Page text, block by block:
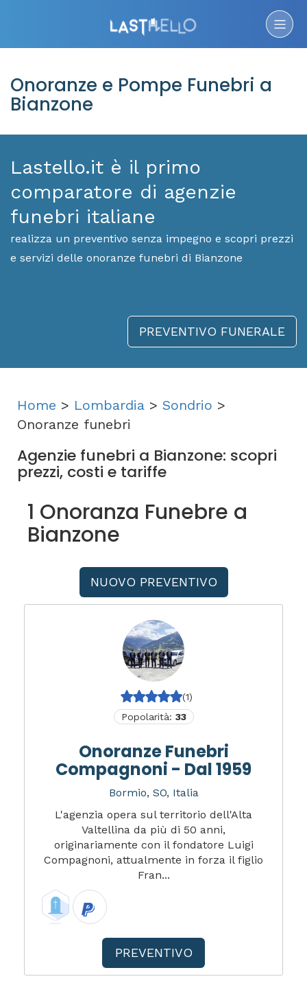
Onoranze e Pompe Funebri a
Bianzone
Lastello.it è il primo
comparatore di agenzie
funebri italiane
realizza un preventivo senza impegno e scopri prezzi
e servizi delle onoranze funebri di Bianzone
PREVENTIVO FUNERALE
Home > Lombardia > Sondrio >
Onoranze funebri
Agenzie funebri a Bianzone: scopri
prezzi, costi e tariffe
1 Onoranza Funebre a
Bianzone
NUOVO PREVENTIVO
(1)
Popolarità: 33
Onoranze Funebri
Compagnoni - Dal 1959
Bormio, SO, Italia
L'agenzia opera sul territorio dell'Alta
Valtellina da più di 50 anni,
originariamente con il fondatore Luigi
Compagnoni, attualmente in forza il figlio
Fran...
PREVENTIVO